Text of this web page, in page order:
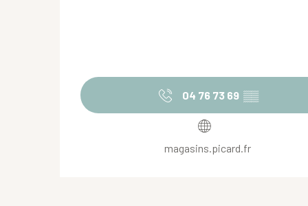
04 76 73 69 ▒▒
magasins.picard.fr